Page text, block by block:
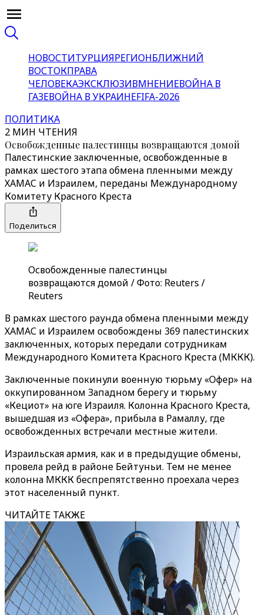
НОВОСТИТУРЦИЯРЕГИОНБЛИЖНИЙ
ВОСТОКПРАВА
ЧЕЛОВЕКАЭКСКЛЮЗИВМНЕНИЕВОЙНА В
ГАЗЕВОЙНА В УКРАИНЕFIFA-2026
ПОЛИТИКА
2 МИН ЧТЕНИЯ
Освобожденные палестинцы возвращаются домой
Палестинские заключенные, освобожденные в
рамках шестого этапа обмена пленными между
ХАМАС и Израилем, переданы Международному
Комитету Красного Креста
Поделиться
Освобожденные палестинцы
возвращаются домой / Фото: Reuters /
Reuters
В рамках шестого раунда обмена пленными между
ХАМАС и Израилем освобождены 369 палестинских
заключенных, которых передали сотрудникам
Международного Комитета Красного Креста (МККК).
Заключенные покинули военную тюрьму «Офер» на
оккупированном Западном берегу и тюрьму
«Кециот» на юге Израиля. Колонна Красного Креста,
вышедшая из «Офера», прибыла в Рамаллу, где
освобожденных встречали местные жители.
Израильская армия, как и в предыдущие обмены,
провела рейд в районе Бейтуньи. Тем не менее
колонна МККК беспрепятственно проехала через
этот населенный пункт.
ЧИТАЙТЕ ТАКЖЕ